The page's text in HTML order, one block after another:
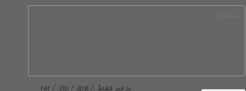
يدعم فقط .rar / .zip / .jpg /